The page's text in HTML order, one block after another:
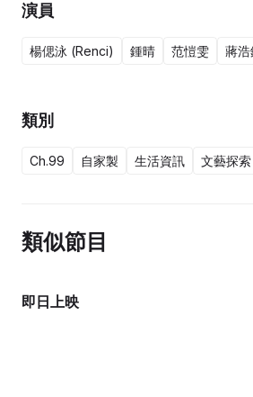
演員
楊偲泳 (Renci) 鍾晴 范愷雯 蔣浩
類別
Ch.99 自家製 生活資訊 文藝探索
類似節目
即日上映